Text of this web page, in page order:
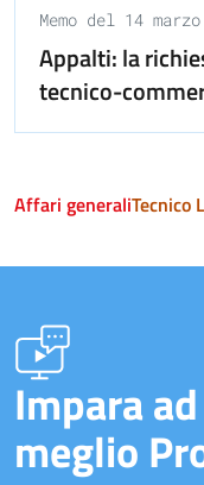
Memo del 14
Appalti: la
tecnico-
Affari generaliTecnico
Impara
meglio